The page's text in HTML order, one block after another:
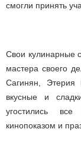
смогли принять
Свои кулинарные
мастера своего
Сагинян, Этерия
вкусные и
угостились все
кинопоказом и